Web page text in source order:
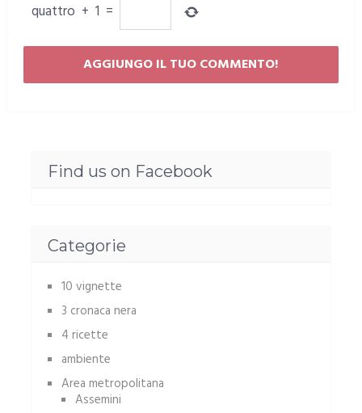
quattro + 1 =
Find us on Facebook
Categorie
10 vignette
3 cronaca nera
4 ricette
ambiente
Area metropolitana
Assemini